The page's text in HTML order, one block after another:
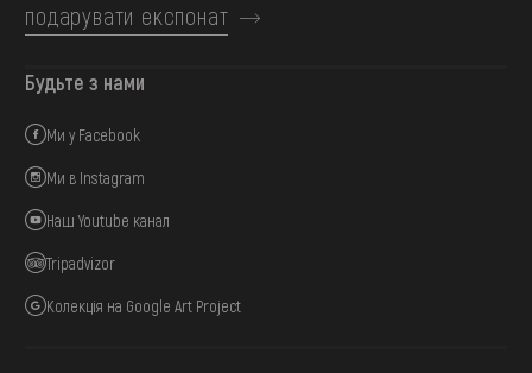
подарувати експонат
Будьте з нами
Ми у Facebook
Ми в Instagram
Наш Youtube канал
Tripadvizor
Колекція на Google Art Project